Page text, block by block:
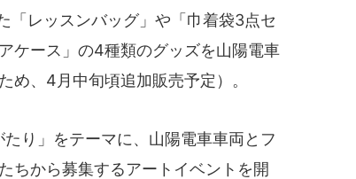
レッスンバッグ」や「巾着袋3点セ
ケース」の4種類のグッズを山陽電車
め、4月中旬頃追加販売予定）。
り」をテーマに、山陽電車車両とフ
ちから募集するアートイベントを開